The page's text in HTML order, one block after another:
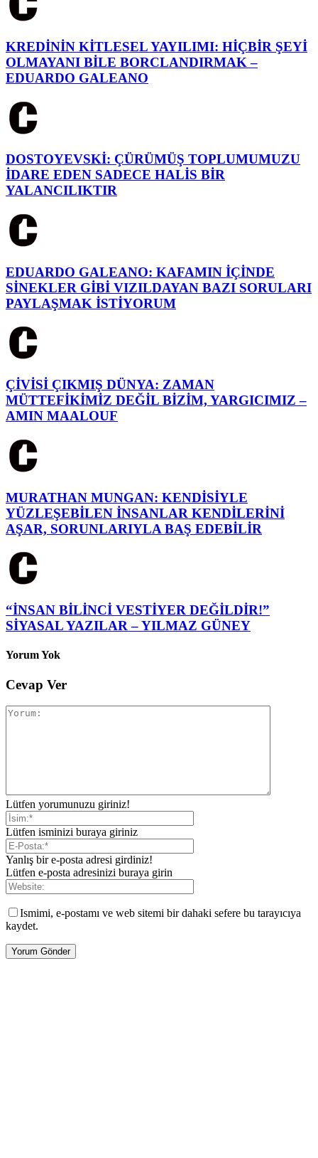
KREDİNİN KİTLESEL YAYILIMI: HİÇBİR ŞEYİ
OLMAYANI BİLE BORCLANDIRMAK –
EDUARDO GALEANO
DOSTOYEVSKİ: ÇÜRÜMÜŞ TOPLUMUMUZU
İDARE EDEN SADECE HALİS BİR
YALANCILIKTIR
EDUARDO GALEANO: KAFAMIN İÇİNDE
SİNEKLER GİBİ VIZILDAYAN BAZI SORULARI
PAYLAŞMAK İSTİYORUM
ÇİVİSİ ÇIKMIŞ DÜNYA: ZAMAN
MÜTTEFİKİMİZ DEĞİL BİZİM, YARGICIMIZ –
AMIN MAALOUF
MURATHAN MUNGAN: KENDİSİYLE
YÜZLEŞEBİLEN İNSANLAR KENDİLERİNİ
AŞAR, SORUNLARIYLA BAŞ EDEBİLİR
“İNSAN BİLİNCİ VESTİYER DEĞİLDİR!”
SİYASAL YAZILAR – YILMAZ GÜNEY
Yorum Yok
Cevap Ver
Lütfen yorumunuzu giriniz!
Lütfen isminizi buraya giriniz
Yanlış bir e-posta adresi girdiniz!
Lütfen e-posta adresinizi buraya girin
Ismimi, e-postamı ve web sitemi bir dahaki sefere bu tarayıcıya
kaydet.